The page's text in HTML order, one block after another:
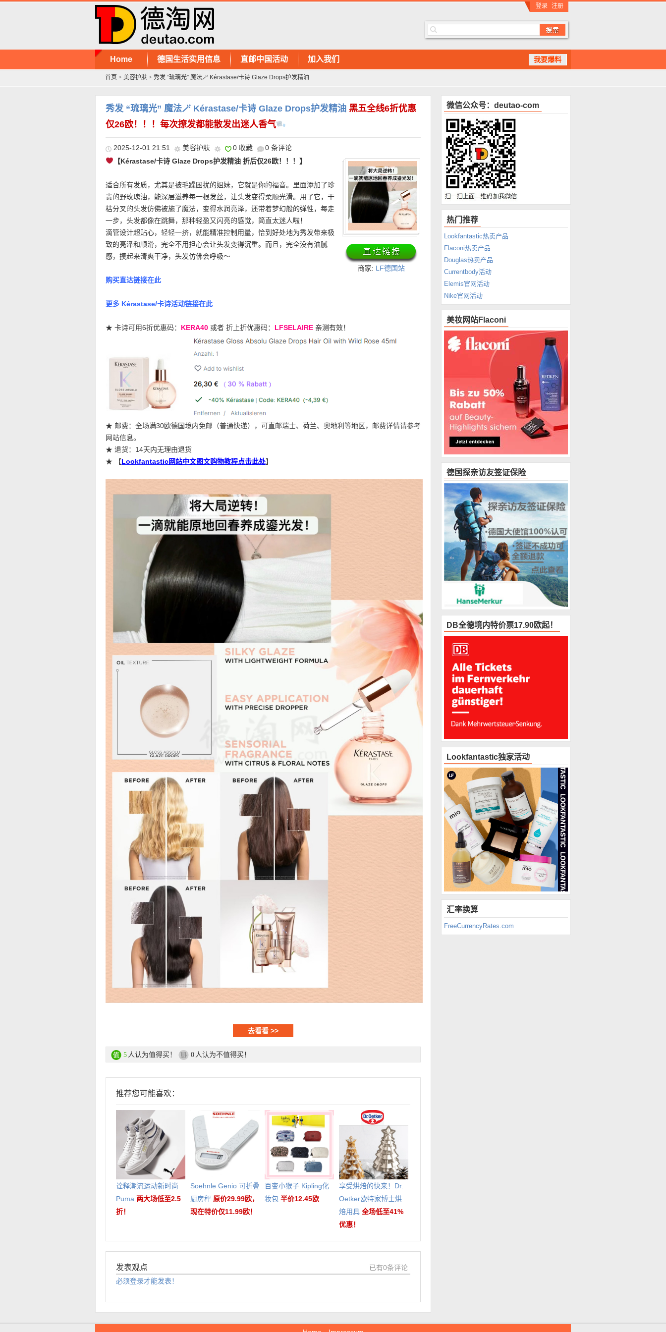
登录 注册
我要爆料
Home 德国生活实用信息 直邮中国活动 加入我们
首页 > 美容护肤 > 秀发 “琉璃光” 魔法🪄 Kérastase/卡诗 Glaze Drops护发精油
秀发 “琉璃光” 魔法🪄 Kérastase/卡诗 Glaze Drops护发精油 黑五全线6折优惠
仅26欧！！！每次撩发都能散发出迷人香气
2025-12-01 21:51 美容护肤 0 收藏 0 条评论
商家: LF德国站
【Kérastase/卡诗 Glaze Drops护发精油 折后仅26欧！！！】
适合所有发质，尤其是被毛躁困扰的姐妹，它就是你的福音。里面添加了珍
贵的野玫瑰油，能深层滋养每一根发丝，让头发变得柔顺光滑。用了它，干
枯分叉的头发仿佛被施了魔法，变得水润亮泽，还带着梦幻般的弹性，每走
一步，头发都像在跳舞，那种轻盈又闪亮的感觉，简直太迷人啦！
滴管设计超贴心，轻轻一挤，就能精准控制用量，恰到好处地为秀发带来极
致的亮泽和顺滑，完全不用担心会让头发变得沉重。而且，完全没有油腻
感，摸起来清爽干净，头发仿佛会呼吸～
购买直达链接在此
更多 Kérastase/卡诗活动链接在此
★ 卡诗可用6折优惠码： KERA40 或者 折上折优惠码： LFSELAIRE 亲测有效！
★ 邮费：全场满30欧德国境内免邮（普通快递），可直邮瑞士、荷兰、奥地利等地区，邮费详情请参考
网站信息。
★ 退货：14天内无理由退货
★ 【Lookfantastic网站中文图文购物教程点击此处】
去看看 >>
5 人认为值得买！ 0 人认为不值得买！
推荐您可能喜欢：
诠释潮流运动新时尚
Puma 两大场低至2.5
折！
Soehnle Genio 可折叠
厨房秤 原价29.99欧，
现在特价仅11.99欧！
百变小猴子 Kipling化
妆包 半价12.45欧
享受烘焙的快来！Dr.
Oetker欧特家博士烘
焙用具 全场低至41%
优惠！
发表观点
已有0条评论
必须登录才能发表！
微信公众号：deutao-com
热门推荐
Lookfantastic热卖产品
Flaconi热卖产品
Douglas热卖产品
Currentbody活动
Elemis官网活动
Nike官网活动
美妆网站Flaconi
德国探亲访友签证保险
DB全德境内特价票17.90欧起！
Lookfantastic独家活动
汇率换算
FreeCurrencyRates.com